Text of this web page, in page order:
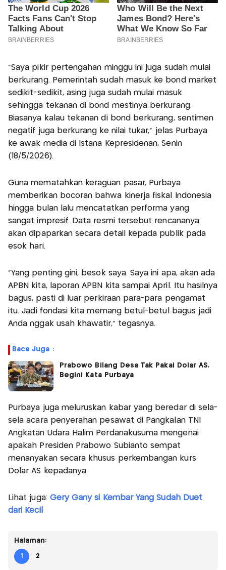
“Saya pikir pertengahan minggu ini juga sudah mulai
berkurang. Pemerintah sudah masuk ke bond market
sedikit-sedikit, asing juga sudah mulai masuk
sehingga tekanan di bond mestinya berkurang.
Biasanya kalau tekanan di bond berkurang, sentimen
negatif juga berkurang ke nilai tukar," jelas Purbaya
ke awak media di Istana Kepresidenan, Senin
(18/5/2026).
Guna mematahkan keraguan pasar, Purbaya
memberikan bocoran bahwa kinerja fiskal Indonesia
hingga bulan lalu mencatatkan performa yang
sangat impresif. Data resmi tersebut rencananya
akan dipaparkan secara detail kepada publik pada
esok hari.
"Yang penting gini, besok saya. Saya ini apa, akan ada
APBN kita, laporan APBN kita sampai April. Itu hasilnya
bagus, pasti di luar perkiraan para-para pengamat
itu. Jadi fondasi kita memang betul-betul bagus jadi
Anda nggak usah khawatir,” tegasnya.
Baca Juga :
Prabowo Bilang Desa Tak Pakai Dolar AS,
Begini Kata Purbaya
Purbaya juga meluruskan kabar yang beredar di sela-
sela acara penyerahan pesawat di Pangkalan TNI
Angkatan Udara Halim Perdanakusuma mengenai
apakah Presiden Prabowo Subianto sempat
menanyakan secara khusus perkembangan kurs
Dolar AS kepadanya.
Lihat juga: Gery Gany si Kembar Yang Sudah Duet
dari Kecil
Halaman:
1 2